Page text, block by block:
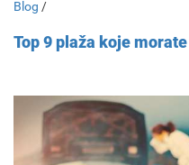
Blog /
Top 9 plaža koje